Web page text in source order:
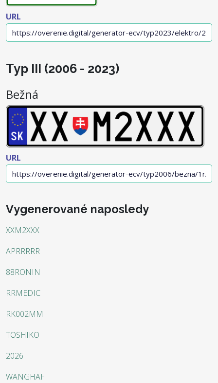
URL
Typ III (2006 - 2023)
Bežná
URL
Vygenerované naposledy
XXM2XXX
APRRRRR
88RONIN
RRMEDIC
RK002MM
TOSHIKO
2026
WANGHAF